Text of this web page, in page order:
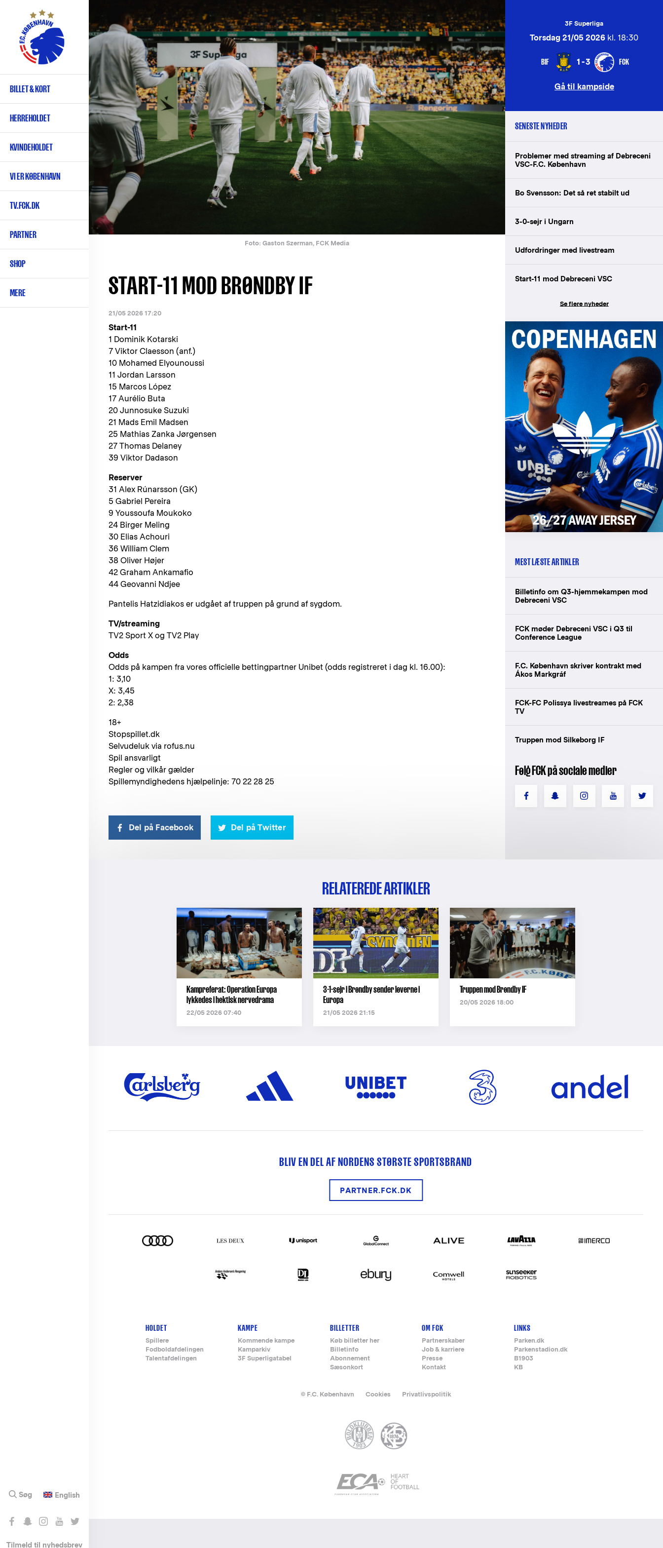
hovedindhold
Primær
navigation
BILLET & KORT
HERREHOLDET
KVINDEHOLDET
VI ER KØBENHAVN
TV.FCK.DK
PARTNER
SHOP
MERE
English
Tilmeld til nyhedsbrev
Søg
Foto: Gaston Szerman, FCK Media
START-11 MOD BRØNDBY IF
21/05 2026 17:20
Start-11
1 Dominik Kotarski
7 Viktor Claesson (anf.)
10 Mohamed Elyounoussi
11 Jordan Larsson
15 Marcos López
17 Aurélio Buta
20 Junnosuke Suzuki
21 Mads Emil Madsen
25 Mathias Zanka Jørgensen
27 Thomas Delaney
39 Viktor Dadason
Reserver
31 Alex Rúnarsson (GK)
5 Gabriel Pereira
9 Youssoufa Moukoko
24 Birger Meling
30 Elias Achouri
36 William Clem
38 Oliver Højer
42 Graham Ankamafio
44 Geovanni Ndjee
Pantelis Hatzidiakos er udgået af truppen på grund af sygdom.
TV/streaming
TV2 Sport X og TV2 Play
Odds
Odds på kampen fra vores officielle bettingpartner Unibet (odds registreret i dag kl. 16.00):
1: 3,10
X: 3,45
2: 2,38
18+
Stopspillet.dk
Selvudeluk via rofus.nu
Spil ansvarligt
Regler og vilkår gælder
Spillemyndighedens hjælpelinje: 70 22 28 25
Del på Facebook Del på Twitter
3F Superliga
Torsdag 21/05 2026 kl. 18:30
BIF 1-3 FCK
Gå til kampside
SENESTE NYHEDER
Problemer med streaming af Debreceni
VSC-F.C. København
Bo Svensson: Det så ret stabilt ud
3-0-sejr i Ungarn
Udfordringer med livestream
Start-11 mod Debreceni VSC
Se flere nyheder
MEST LÆSTE ARTIKLER
Billetinfo om Q3-hjemmekampen mod
Debreceni VSC
FCK møder Debreceni VSC i Q3 til
Conference League
F.C. København skriver kontrakt med
Ákos Markgráf
FCK-FC Polissya livestreames på FCK
TV
Truppen mod Silkeborg IF
Følg FCK på sociale medier
RELATEREDE ARTIKLER
Kampreferat: Operation Europa
lykkedes i hektisk nervedrama
22/05 2026 07:40
3-1-sejr i Brøndby sender løverne i
Europa
21/05 2026 21:15
Truppen mod Brøndby IF
20/05 2026 18:00
BLIV EN DEL AF NORDENS STØRSTE SPORTSBRAND
PARTNER.FCK.DK
Footer-
menu
HOLDET
Spillere
Fodboldafdelingen
Talentafdelingen
KAMPE
Kommende kampe
Kamparkiv
3F Superligatabel
BILLETTER
Køb billetter her
Billetinfo
Abonnement
Sæsonkort
OM FCK
Partnerskaber
Job & karriere
Presse
Kontakt
LINKS
Parken.dk
Parkenstadion.dk
B1903
KB
© F.C. København Cookies Privatlivspolitik